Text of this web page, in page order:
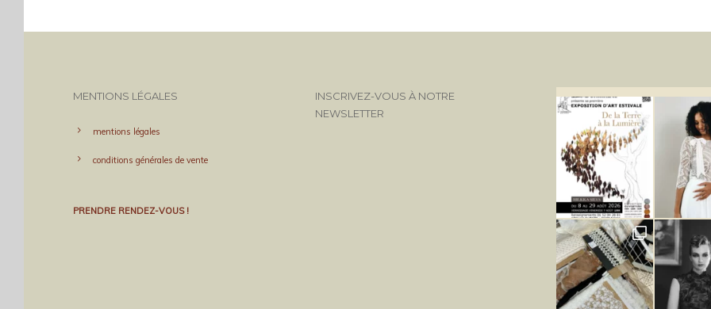
MENTIONS LÉGALES
mentions légales
conditions générales de vente
PRENDRE RENDEZ-VOUS !
INSCRIVEZ-VOUS À NOTRE
NEWSLETTER